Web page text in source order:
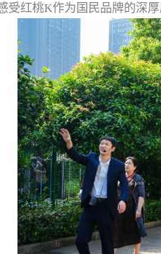
受红桃K作为国民品牌的深厚